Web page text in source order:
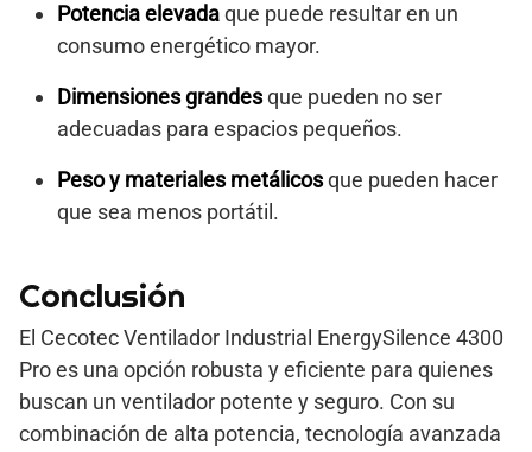
Potencia elevadaque puede resultar en un
consumo energético mayor.
Dimensiones grandesque pueden no ser
adecuadas para espacios pequeños.
Peso y materiales metálicosque pueden hacer
que sea menos portátil.
Conclusión
El Cecotec Ventilador Industrial EnergySilence 4300
Pro es una opción robusta y eficiente para quienes
buscan un ventilador potente y seguro. Con su
combinación de alta potencia, tecnología avanzada